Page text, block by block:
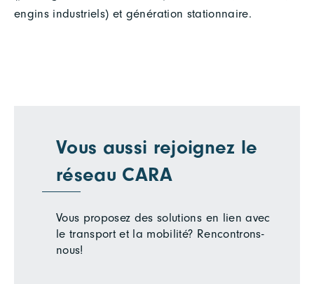
engins industriels) et génération stationnaire.
Vous aussi rejoignez le
réseau CARA
Vous proposez des solutions en lien avec
le transport et la mobilité? Rencontrons-
nous!